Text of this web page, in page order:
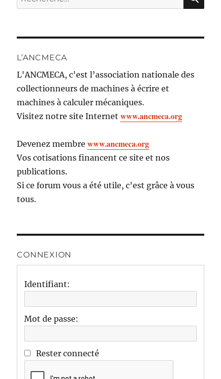
pour :
L’ANCMECA
L'ANCMECA, c'est l’association nationale des
collectionneurs de machines à écrire et
machines à calculer mécaniques.
Visitez notre site Internetwww.ancmeca.org
Devenez membrewww.ancmeca.org
Vos cotisations financent ce site et nos
publications.
Si ce forum vous a été utile, c'est grâce à vous
tous.
CONNEXION
Identifiant:
Mot de passe:
Rester connecté